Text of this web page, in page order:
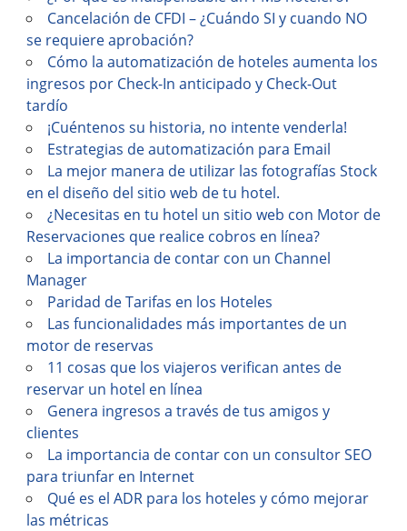
Cancelación de CFDI – ¿Cuándo SI y cuando NO
se requiere aprobación?
Cómo la automatización de hoteles aumenta los
ingresos por Check-In anticipado y Check-Out
tardío
¡Cuéntenos su historia, no intente venderla!
Estrategias de automatización para Email
La mejor manera de utilizar las fotografías Stock
en el diseño del sitio web de tu hotel.
¿Necesitas en tu hotel un sitio web con Motor de
Reservaciones que realice cobros en línea?
La importancia de contar con un Channel
Manager
Paridad de Tarifas en los Hoteles
Las funcionalidades más importantes de un
motor de reservas
11 cosas que los viajeros verifican antes de
reservar un hotel en línea
Genera ingresos a través de tus amigos y
clientes
La importancia de contar con un consultor SEO
para triunfar en Internet
Qué es el ADR para los hoteles y cómo mejorar
las métricas